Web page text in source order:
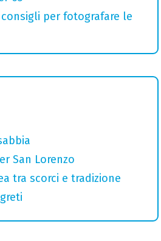
per fotografare le
San Lorenzo
tra scorci e tradizione